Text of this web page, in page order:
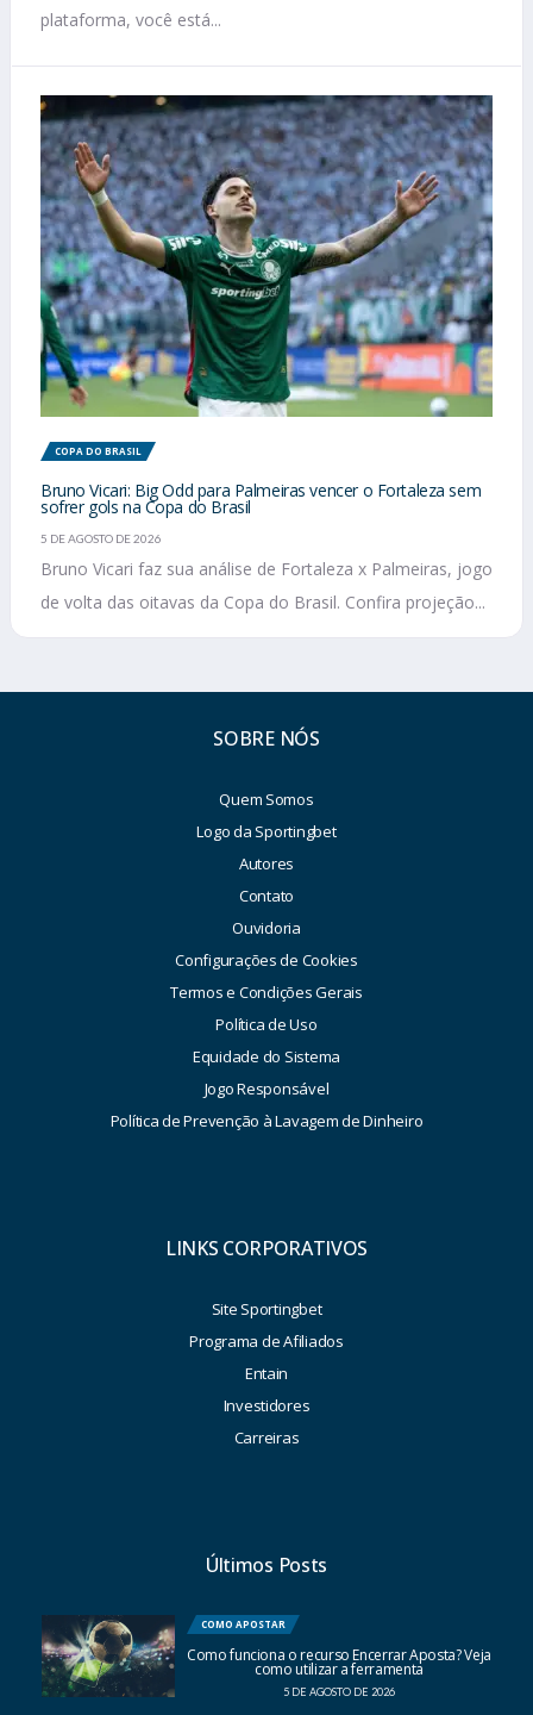
plataforma, você está...
COPA DO BRASIL
Bruno Vicari: Big Odd para Palmeiras vencer o Fortaleza sem
sofrer gols na Copa do Brasil
5 DE AGOSTO DE 2026
Bruno Vicari faz sua análise de Fortaleza x Palmeiras, jogo
de volta das oitavas da Copa do Brasil. Confira projeção...
SOBRE NÓS
Quem Somos
Logo da Sportingbet
Autores
Contato
Ouvidoria
Configurações de Cookies
Termos e Condições Gerais
Política de Uso
Equidade do Sistema
Jogo Responsável
Política de Prevenção à Lavagem de Dinheiro
LINKS CORPORATIVOS
Site Sportingbet
Programa de Afiliados
Entain
Investidores
Carreiras
Últimos Posts
COMO APOSTAR
Como funciona o recurso Encerrar Aposta? Veja
como utilizar a ferramenta
5 DE AGOSTO DE 2026